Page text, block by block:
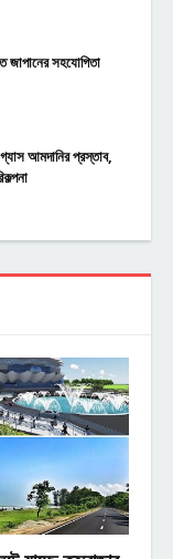
জাপানের সহযোগিতা
আমদানির প্রস্তাব,